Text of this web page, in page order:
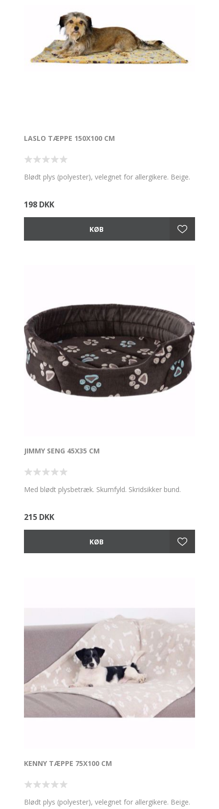
LASLO TÆPPE 150X100 CM
Blødt plys (polyester), velegnet for allergikere. Beige.
198 DKK
JIMMY SENG 45X35 CM
Med blødt plysbetræk. Skumfyld. Skridsikker bund.
215 DKK
KENNY TÆPPE 75X100 CM
Blødt plys (polyester), velegnet for allergikere. Beige.